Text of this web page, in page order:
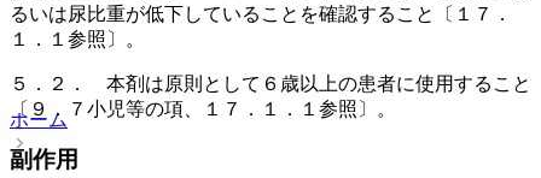
るいは尿比重が低下していることを確認すること〔１７．
１．１参照〕。
５．２． 本剤は原則として６歳以上の患者に使用すること
〔９．７小児等の項、１７．１．１参照〕。
副作用
ホーム